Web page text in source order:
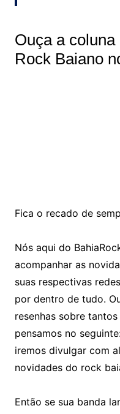
Ouça a
Rock Baiano
Fica o recado de
Nós aqui do
acompanhar as
suas respectivas
por dentro de tudo.
resenhas sobre
pensamos no
iremos divulgar com
novidades do rock
Então se sua banda